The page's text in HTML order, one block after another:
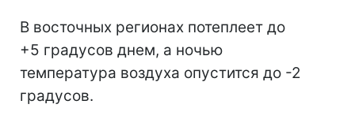
В восточных регионах потеплеет до
+5 градусов днем, а ночью
температура воздуха опустится до -2
градусов.